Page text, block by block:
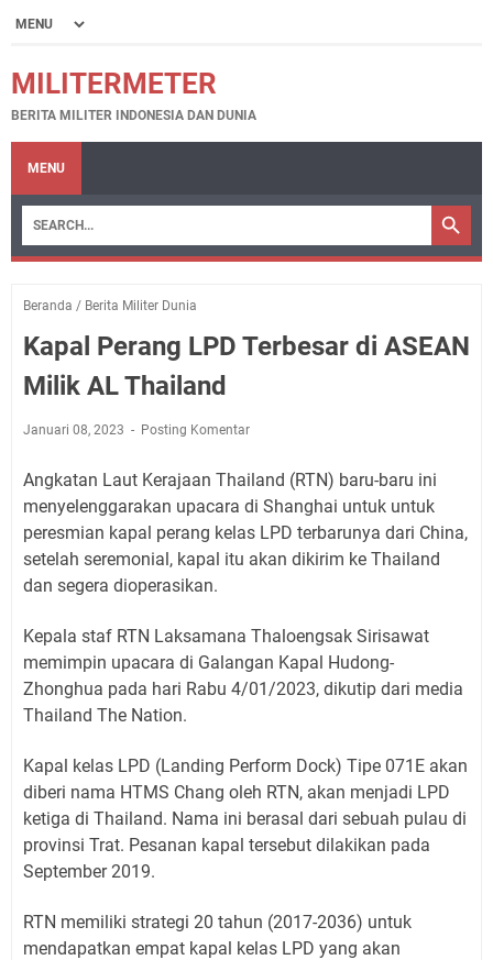
MILITERMETER
BERITA MILITER INDONESIA DAN DUNIA
MENU
Beranda / Berita Militer Dunia
Kapal Perang LPD Terbesar di ASEAN
Milik AL Thailand
Januari 08, 2023 Posting Komentar
Angkatan Laut Kerajaan Thailand (RTN) baru-baru ini
menyelenggarakan upacara di Shanghai untuk untuk
peresmian kapal perang kelas LPD terbarunya dari China,
setelah seremonial, kapal itu akan dikirim ke Thailand
dan segera dioperasikan.
Kepala staf RTN Laksamana Thaloengsak Sirisawat
memimpin upacara di Galangan Kapal Hudong-
Zhonghua pada hari Rabu 4/01/2023, dikutip dari media
Thailand The Nation.
Kapal kelas LPD (Landing Perform Dock) Tipe 071E akan
diberi nama HTMS Chang oleh RTN, akan menjadi LPD
ketiga di Thailand. Nama ini berasal dari sebuah pulau di
provinsi Trat. Pesanan kapal tersebut dilakikan pada
September 2019.
RTN memiliki strategi 20 tahun (2017-2036) untuk
mendapatkan empat kapal kelas LPD yang akan